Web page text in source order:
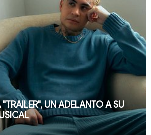
"TRÁILER", UN ADELANTO A SU